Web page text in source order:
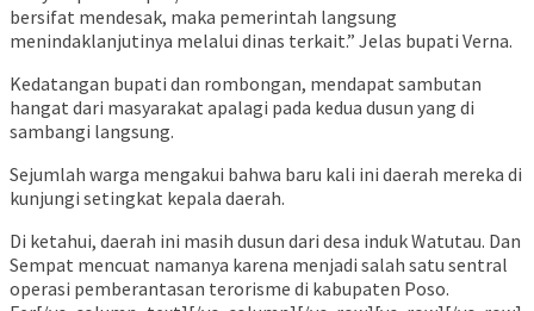
bersifat mendesak, maka pemerintah langsung
menindaklanjutinya melalui dinas terkait.” Jelas bupati Verna.
Kedatangan bupati dan rombongan, mendapat sambutan
hangat dari masyarakat apalagi pada kedua dusun yang di
sambangi langsung.
Sejumlah warga mengakui bahwa baru kali ini daerah mereka di
kunjungi setingkat kepala daerah.
Di ketahui, daerah ini masih dusun dari desa induk Watutau. Dan
Sempat mencuat namanya karena menjadi salah satu sentral
operasi pemberantasan terorisme di kabupaten Poso.